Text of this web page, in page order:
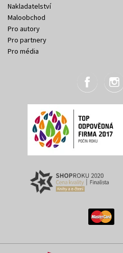
Nakladatelství
Maloobchod
Pro autory
Pro partnery
Pro média